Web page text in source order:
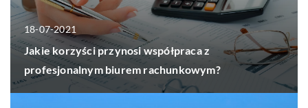
18-07-2021
Jakie korzyści przynosi współpraca z
profesjonalnym biurem rachunkowym?